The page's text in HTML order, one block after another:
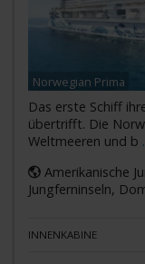
Norwegian Prima
Das erste Schiff
übertrifft. Die
Weltmeeren und b
Amerikanische
Jungferninseln,
INNENKABINE